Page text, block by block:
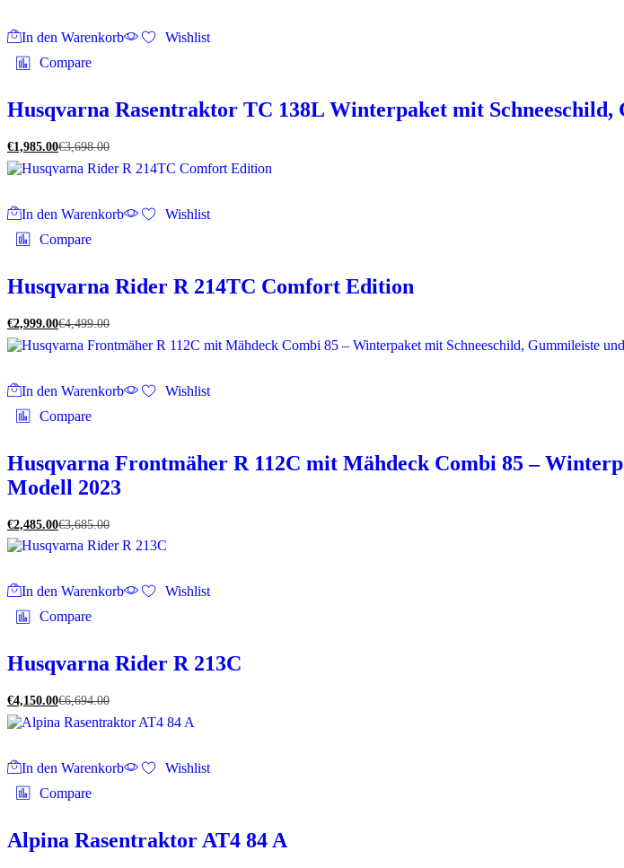
In den Warenkorb
Wishlist
Compare
Husqvarna Rasentraktor TC 138L Winterpaket mit
€1,985.00€3,698.00
In den Warenkorb
Wishlist
Compare
Husqvarna Rider R 214TC Comfort Edition
€2,999.00€4,499.00
In den Warenkorb
Wishlist
Compare
Husqvarna Frontmäher R 112C mit Mähdeck Combi 85 –
Modell 2023
€2,485.00€3,685.00
In den Warenkorb
Wishlist
Compare
Husqvarna Rider R 213C
€4,150.00€6,694.00
In den Warenkorb
Wishlist
Compare
Alpina Rasentraktor AT4 84 A